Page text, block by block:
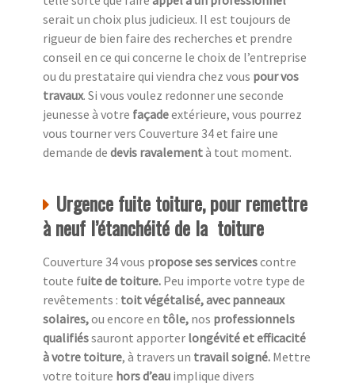
serait un choix plus judicieux. Il est toujours de
rigueur de bien faire des recherches et prendre
conseil en ce qui concerne le choix de l’entreprise
ou du prestataire qui viendra chez vous pour vos
travaux. Si vous voulez redonner une seconde
jeunesse à votre façadeextérieure, vous pourrez
vous tourner vers Couverture 34 et faire une
demande de devis ravalementà tout moment.
Urgence fuite toiture, pour remettre
à neuf l’étanchéité de la toiture
Couverture 34 vous propose ses servicescontre
toute fuite de toiture. Peu importe votre type de
revêtements : toit végétalisé, avec panneaux
solaires,ou encore en tôle, nos professionnels
qualifiéssauront apporter longévité et efficacité
à votre toiture, à travers un travail soigné. Mettre
votre toiture hors d’eau implique divers